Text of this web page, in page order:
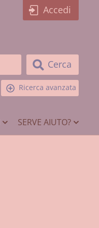
Accedi
Cerca
Ricerca avanzata
SERVE AIUTO?